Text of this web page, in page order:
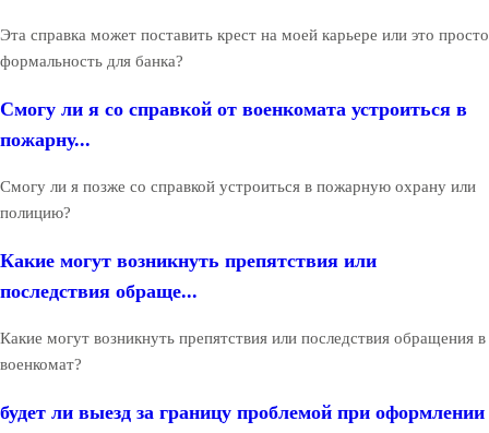
Эта справка может поставить крест на моей карьере или это просто
формальность для банка?
Смогу ли я со справкой от военкомата устроиться в
пожарну...
Смогу ли я позже со справкой устроиться в пожарную охрану или
полицию?
Какие могут возникнуть препятствия или
последствия обраще...
Какие могут возникнуть препятствия или последствия обращения в
военкомат?
будет ли выезд за границу проблемой при оформлении